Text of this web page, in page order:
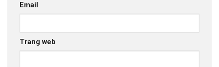
Email
Trang web